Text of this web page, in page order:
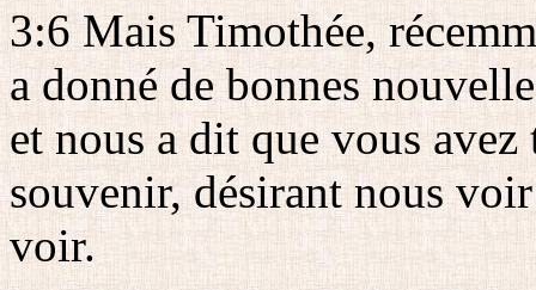
3:6 Mais Timothée,
a donné de bonnes
et nous a dit que vous
souvenir, désirant nous
voir.